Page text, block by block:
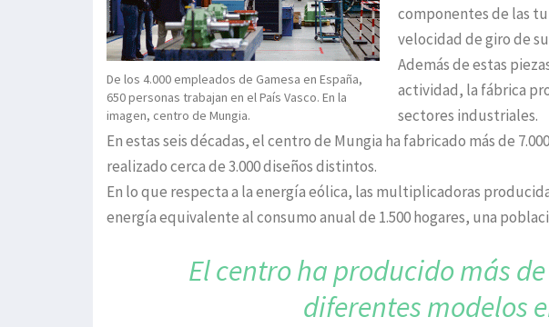
De los 4.000 empleados de Gamesa en España,
650 personas trabajan en el País Vasco. En la
imagen, centro de Mungia.
componentes de las
velocidad de giro de
Además de estas
actividad, la fábrica
sectores industriales.
En estas seis décadas, el centro de Mungia ha fabricado más de
realizado cerca de 3.000 diseños distintos.
En lo que respecta a la energía eólica, las multiplicadoras
energía equivalente al consumo anual de 1.500 hogares, una
El centro ha producido más de
diferentes modelos